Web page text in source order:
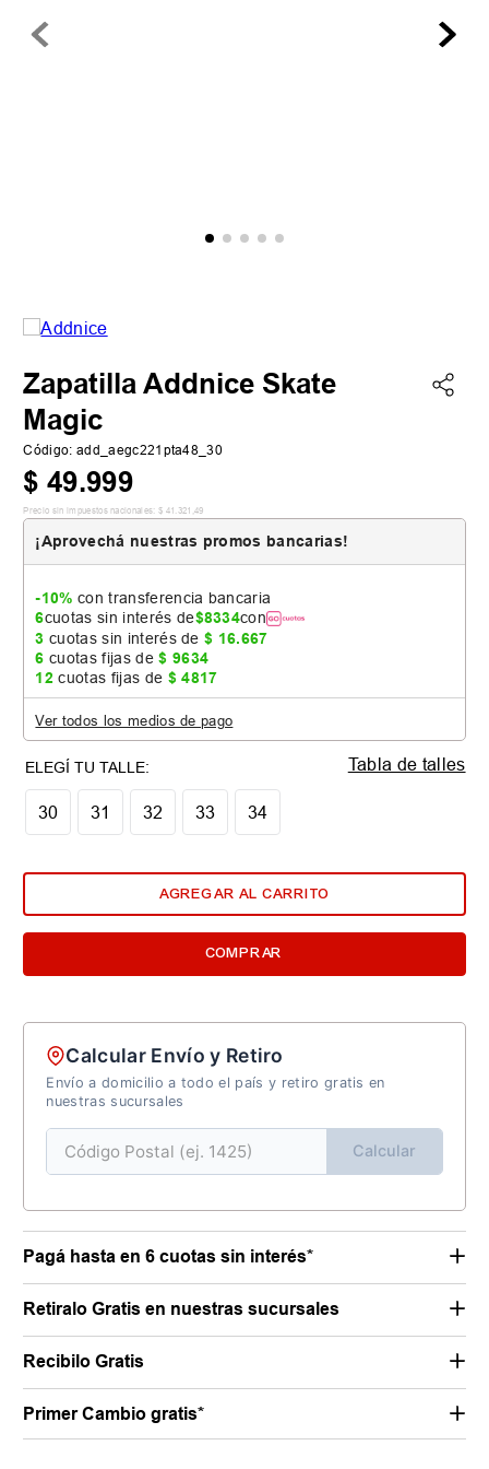
Zapatilla Addnice Skate
Magic
Código: add_aegc221pta48_30
$ 49.999
Precio sin impuestos nacionales: $ 41 .321 ,49
¡Aprovechá nuestras promos bancarias!
-10% con transferencia bancaria
6cuotas sin interés de$8334con
3 cuotas sin interés de$ 16.667
6 cuotas fijas de$ 9634
12 cuotas fijas de $ 4817
Ver todos los medios de pago
30 31 32 33 34
Tabla de talles
AGREGAR AL CARRITO
COMPRAR
Calcular Envío y Retiro
Envío a domicilio a todo el país y retiro gratis en
nuestras sucursales
Calcular
Pagá hasta en 6 cuotas sin interés*
Retiralo Gratis en nuestras sucursales
Recibilo Gratis
Primer Cambio gratis*